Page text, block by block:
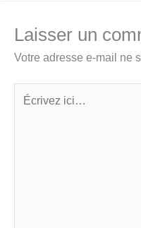
Laisser un
Votre adresse e-mail ne
ici…